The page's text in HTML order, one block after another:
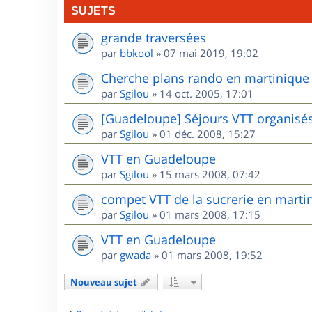
SUJETS
grande traversées
par bbkool » 07 mai 2019, 19:02
Cherche plans rando en martinique
par Sgilou » 14 oct. 2005, 17:01
[Guadeloupe] Séjours VTT
par Sgilou » 01 déc. 2008, 15:27
VTT en Guadeloupe
par Sgilou » 15 mars 2008, 07:42
compet VTT de la sucrerie en
par Sgilou » 01 mars 2008, 17:15
VTT en Guadeloupe
par gwada » 01 mars 2008, 19:52
Nouveau sujet